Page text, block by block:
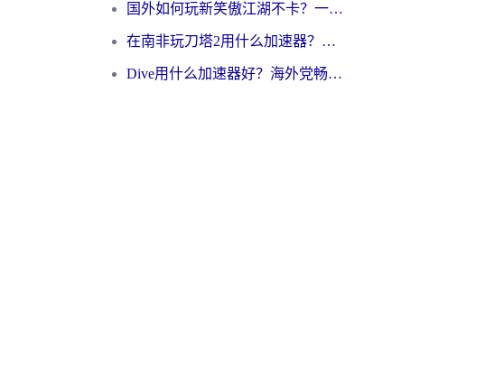
国外如何玩新笑傲江湖不卡？一份给海外游子的终极网络指南
在南非玩刀塔2用什么加速器？一份给海外游子的终极生存指南
Dive用什么加速器好？海外党畅玩国服游戏的终极避坑指南